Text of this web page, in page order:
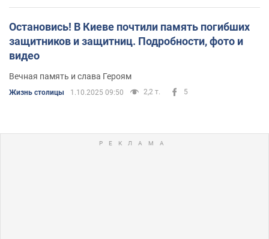
Остановись! В Киеве почтили память погибших
защитников и защитниц. Подробности, фото и
видео
Вечная память и слава Героям
Жизнь столицы 1.10.2025 09:50 2,2 т. 5